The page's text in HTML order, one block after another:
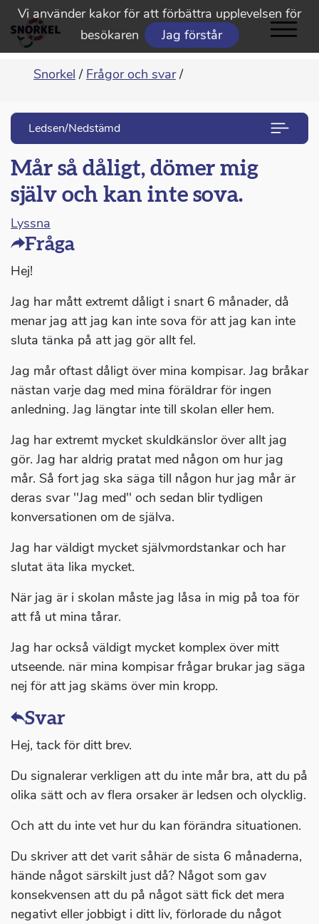
Vi använder kakor för att förbättra upplevelsen för
besökaren
Jag förstår
Snorkel / Frågor och svar /
Ledsen/Nedstämd
Mår så dåligt, dömer mig
själv och kan inte sova.
Lyssna
Fråga
Hej!
Jag har mått extremt dåligt i snart 6 månader, då
menar jag att jag kan inte sova för att jag kan inte
sluta tänka på att jag gör allt fel.
Jag mår oftast dåligt över mina kompisar. Jag bråkar
nästan varje dag med mina föräldrar för ingen
anledning. Jag längtar inte till skolan eller hem.
Jag har extremt mycket skuldkänslor över allt jag
gör. Jag har aldrig pratat med någon om hur jag
mår. Så fort jag ska säga till någon hur jag mår är
deras svar ''Jag med'' och sedan blir tydligen
konversationen om de själva.
Jag har väldigt mycket självmordstankar och har
slutat äta lika mycket.
När jag är i skolan måste jag låsa in mig på toa för
att få ut mina tårar.
Jag har också väldigt mycket komplex över mitt
utseende. när mina kompisar frågar brukar jag säga
nej för att jag skäms över min kropp.
Svar
Hej, tack för ditt brev.
Du signalerar verkligen att du inte mår bra, att du på
olika sätt och av flera orsaker är ledsen och olycklig.
Och att du inte vet hur du kan förändra situationen.
Du skriver att det varit såhär de sista 6 månaderna,
hände något särskilt just då? Något som gav
konsekvensen att du på något sätt fick det mera
negativt eller jobbigt i ditt liv, förlorade du något